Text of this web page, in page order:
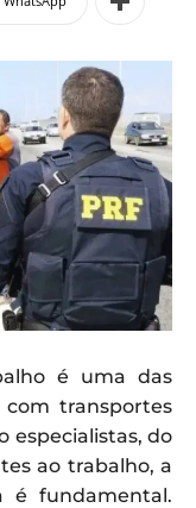
é uma das
com transportes
especialistas, do
ao trabalho, a
é fundamental.